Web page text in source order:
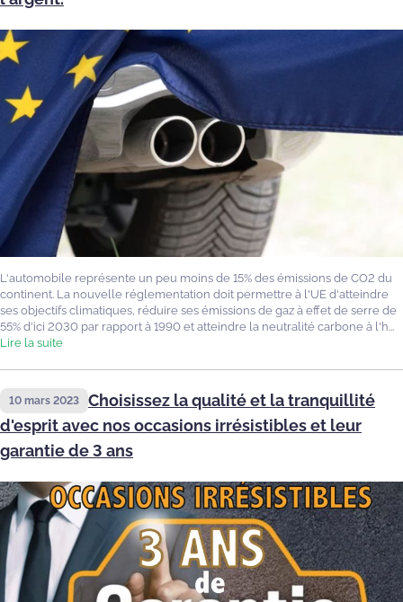
L'automobile représente un peu moins de 15% des émissions de CO2 du
continent. La nouvelle réglementation doit permettre à l'UE d'atteindre
ses objectifs climatiques, réduire ses émissions de gaz à effet de serre de
55% d'ici 2030 par rapport à 1990 et atteindre la neutralité carbone à l'h...
Lire la suite
10 mars 2023
Choisissez la qualité et la tranquillité
d'esprit avec nos occasions irrésistibles et leur
garantie de 3 ans